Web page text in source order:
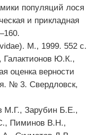
популяций лося
и прикладная
М., 1999. 552 с.
Ю.К.,
оценка верности
№ 3. Свердловск,
М.Г., Зарубин Б.Е.,
Пиминов В.Н.,